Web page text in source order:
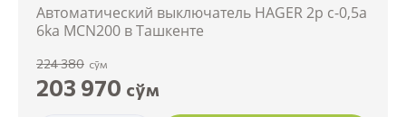
Автоматический выключатель HAGER 2p c-0,5a
6ka MCN200 в Ташкенте
224 380 сўм
203 970 сўм